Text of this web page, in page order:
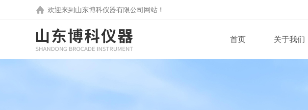
欢迎来到 山东博科仪器有限公司 网站！
首页 关于我们